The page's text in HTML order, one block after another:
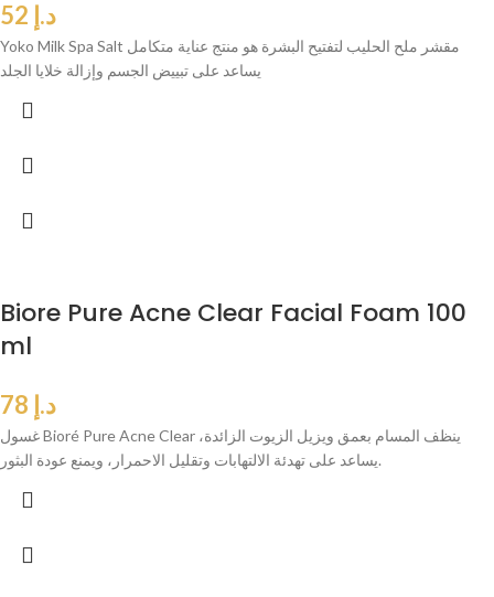
د.إ
Yoko Milk Spa Salt مقشر ملح الحليب لتفتيح البشرة هو منتج عناية متكامل
يساعد على تبييض الجسم وإزالة خلايا الجلد
Biore Pure Acne Clear Facial Foam 100
ml
د.إ
غسول Bioré Pure Acne Clear ينظف المسام بعمق ويزيل الزيوت الزائدة،
يساعد على تهدئة الالتهابات وتقليل الاحمرار، ويمنع عودة البثور.